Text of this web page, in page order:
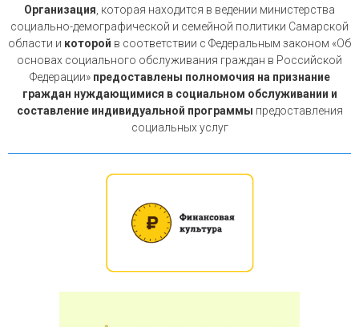
Организация , которая находится в ведении министерства
социально-демографической и семейной политики Самарской
области и которой в соответствии с Федеральным законом «Об
основах социального обслуживания граждан в Российской
Федерации» предоставлены полномочия на признание
граждан нуждающимися в социальном обслуживании и
составление индивидуальной программы предоставления
социальных услуг